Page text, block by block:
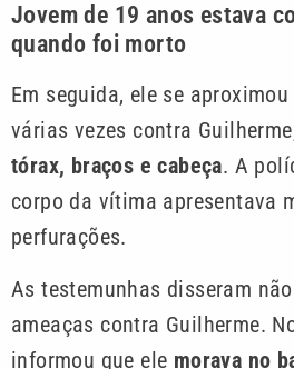
Jovem de 19 anos estava
quando foi morto
Em seguida, ele se
várias vezes contra
tórax, braços e cabeça. A
corpo da vítima apresentava
perfurações.
As testemunhas disseram
ameaças contra Guilherme.
informou que ele morava no